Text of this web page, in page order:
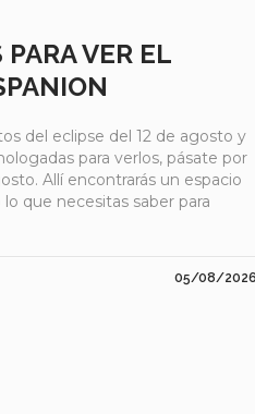
VER EL
del eclipse del 12 de agosto y
para verlos, pásate por
Allí encontrarás un espacio
que necesitas saber para
05/08/